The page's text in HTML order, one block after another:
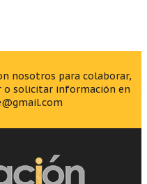
nosotros para colaborar,
o solicitar información en